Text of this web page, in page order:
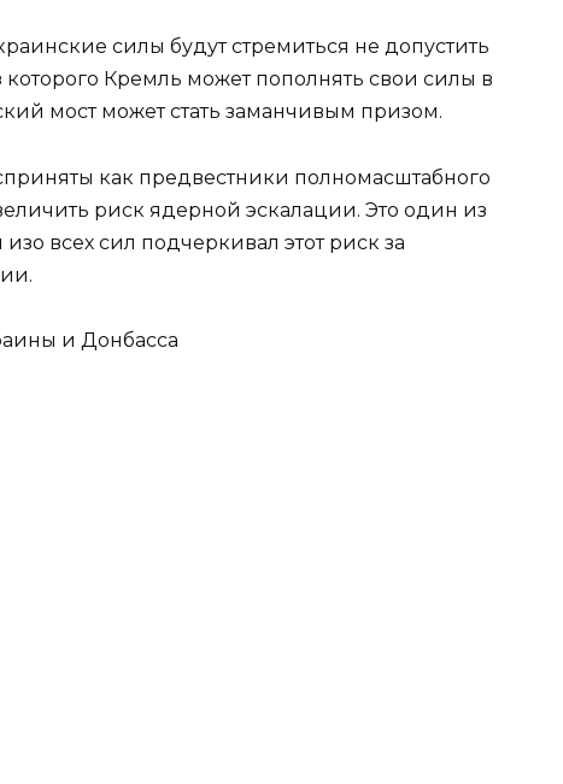
силы будут стремиться не допустить
Кремль может пополнять свои силы в
мост может стать заманчивым призом.
как предвестники полномасштабного
риск ядерной эскалации. Это один из
всех сил подчеркивал этот риск за
и Донбасса